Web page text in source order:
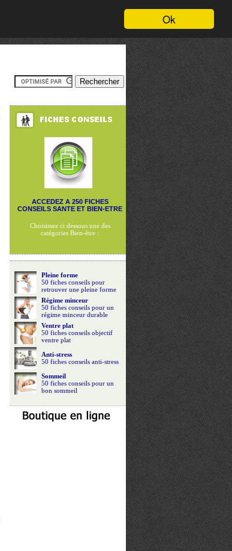
Ok
ACCEDEZ A 250 FICHES
CONSEILS SANTE ET BIEN-ETRE
Choisissez ci dessous une des
catégories Bien-être :
Pleine forme
50 fiches conseils pour
retrouver une pleine forme
Régime minceur
50 fiches conseils pour un
régime minceur durable
Ventre plat
50 fiches conseils objectif
ventre plat
Anti-stress
50 fiches conseils anti-stress
Sommeil
50 fiches conseils pour un
bon sommeil